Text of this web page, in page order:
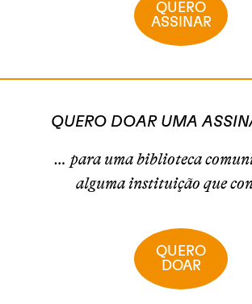
QUERO
ASSINAR
QUERO DOAR UMA
… para uma biblioteca
alguma instituição que
QUERO
DOAR